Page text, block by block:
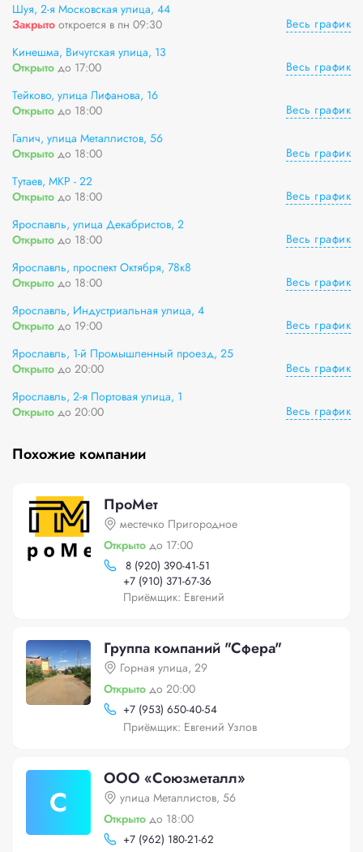
Шуя, 2-я Московская улица, 44
Закрыто откроется в пн 09:30
Весь график
Кинешма, Вичугская улица, 13
Открыто до 17:00
Весь график
Тейково, улица Лифанова, 16
Открыто до 18:00
Весь график
Галич, улица Металлистов, 56
Открыто до 18:00
Весь график
Тутаев, МКР - 22
Открыто до 18:00
Весь график
Ярославль, улица Декабристов, 2
Открыто до 18:00
Весь график
Ярославль, проспект Октября, 78к8
Открыто до 18:00
Весь график
Ярославль, Индустриальная улица, 4
Открыто до 19:00
Весь график
Ярославль, 1-й Промышленный проезд, 25
Открыто до 20:00
Весь график
Ярославль, 2-я Портовая улица, 1
Открыто до 20:00 Весь график
Похожие компании
ПроМет
местечко Пригородное
Открыто до 17:00
8 (920) 390-41-51
+7 (910) 371-67-36
Приёмщик: Евгений
Группа компаний "Сфера"
Горная улица, 29
Открыто до 20:00
+7 (953) 650-40-54
Приёмщик: Евгений Узлов
С
ООО «Союзметалл»
улица Металлистов, 56
Открыто до 18:00
+7 (962) 180-21-62